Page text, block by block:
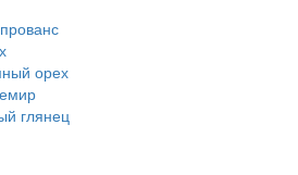
орех
глянец